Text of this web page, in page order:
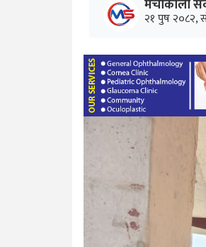
मेचीकाली
२१ पुष २०८२,